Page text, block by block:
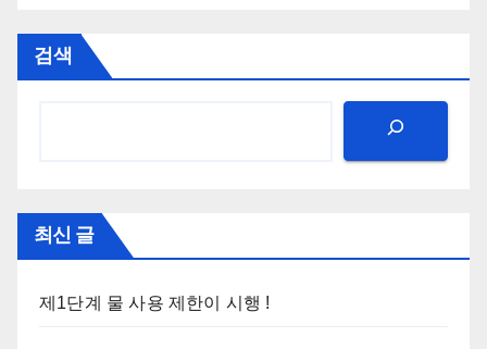
검색
최신 글
제1단계 물 사용 제한이 시행 !